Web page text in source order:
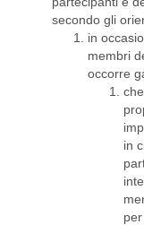
secondo gli
in
membri
occorre
in